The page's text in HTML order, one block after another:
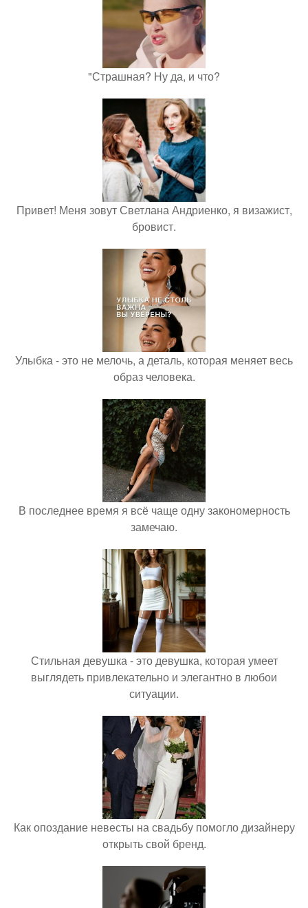
"Страшная? Ну да, и что?
Привет! Меня зовут Светлана Андриенко, я визажист,
бровист.
Улыбка - это не мелочь, а деталь, которая меняет весь
образ человека.
В последнее время я всё чаще одну закономерность
замечаю.
Стильная девушка - это девушка, которая умеет
выглядеть привлекательно и элегантно в любои
ситуации.
Как опоздание невесты на свадьбу помогло дизайнеру
открыть свой бренд.